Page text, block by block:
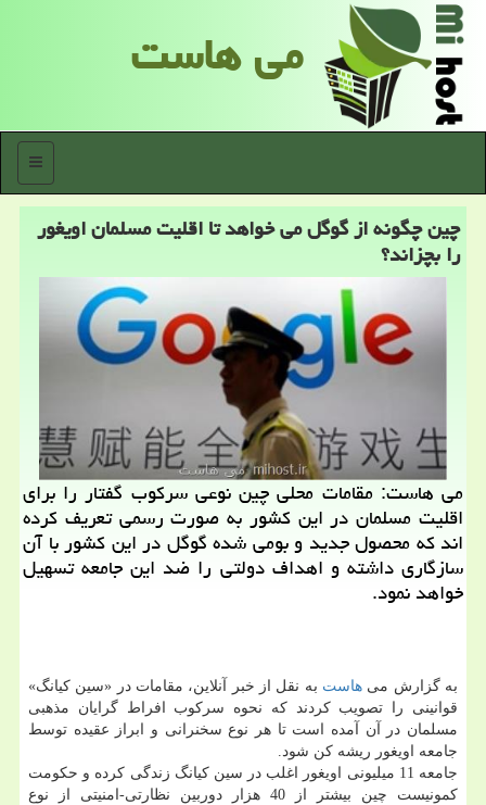
می هاست
منو
چین چگونه از گوگل می خواهد تا اقلیت مسلمان اویغور
را بچزاند؟
می هاست: مقامات محلی چین نوعی سركوب گفتار را برای
اقلیت مسلمان در این كشور به صورت رسمی تعریف كرده
اند كه محصول جدید و بومی شده گوگل در این كشور با آن
سازگاری داشته و اهداف دولتی را ضد این جامعه تسهیل
خواهد نمود.
به گزارش می هاست به نقل از خبر آنلاین، مقامات در «سین كیانگ»
قوانینی را تصویب كردند كه نحوه سركوب افراط گرایان مذهبی
مسلمان در آن آمده است تا هر نوع سخنرانی و ابراز عقیده توسط
جامعه اویغور ریشه كن شود.
جامعه 11 میلیونی اویغور اغلب در سین كیانگ زندگی كرده و حكومت
كمونیست چین بیشتر از 40 هزار دوربین نظارتی-امنیتی از نوع